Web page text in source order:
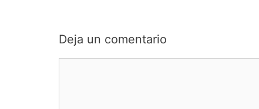
Deja un comentario